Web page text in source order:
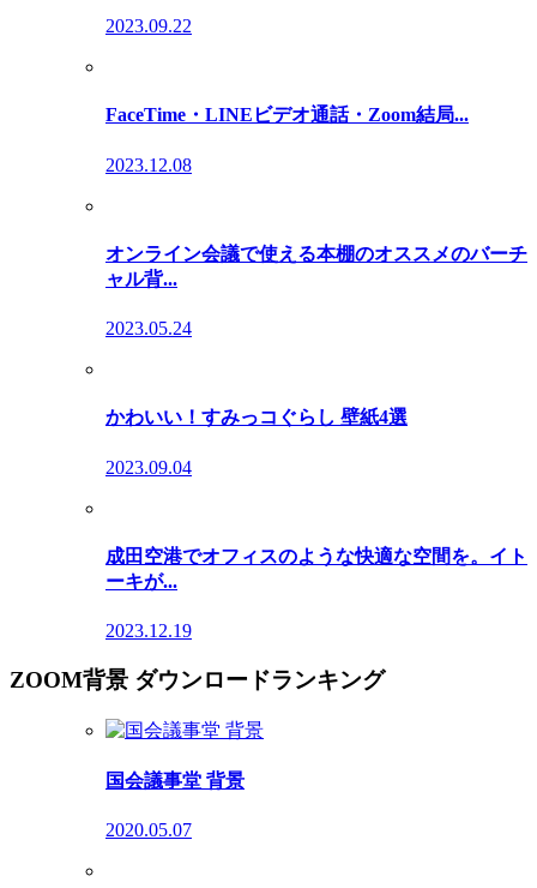
2023.09.22
FaceTime・LINEビデオ通話・Zoom結局...
2023.12.08
オンライン会議で使える本棚のオススメのバーチ
ャル背...
2023.05.24
かわいい！すみっコぐらし 壁紙4選
2023.09.04
成田空港でオフィスのような快適な空間を。イト
ーキが...
2023.12.19
ZOOM背景 ダウンロードランキング
国会議事堂 背景
2020.05.07